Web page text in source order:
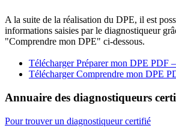
A la suite de la réalisation du DPE, il est
informations saisies par le diagnostiqueur
"Comprendre mon DPE" ci-dessous.
Télécharger Préparer mon DPE PDF
Télécharger Comprendre mon DPE
Annuaire des diagnostiqueurs
Pour trouver un diagnostiqueur certifié